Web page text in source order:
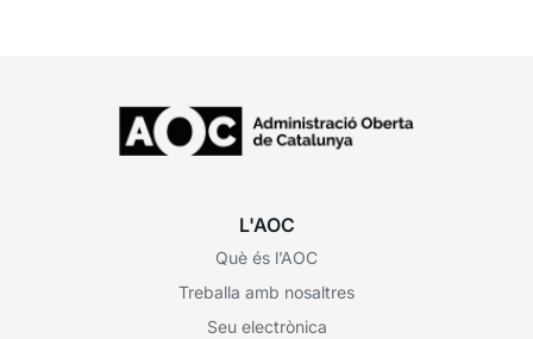
L'AOC
Què és l’AOC
Treballa amb nosaltres
Seu electrònica